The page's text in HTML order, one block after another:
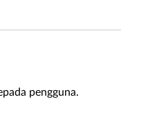
pengguna.